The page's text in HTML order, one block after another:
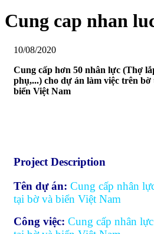
Cung cap nhan
10/08/2020
Cung cấp hơn 50 nhân lực (Thợ
phụ,...) cho dự án làm việc trên
biển Việt Nam
Project Description
Tên dự án: Cung cấp nhân
tại bờ và biển Việt Nam
Công việc: Cung cấp nhân